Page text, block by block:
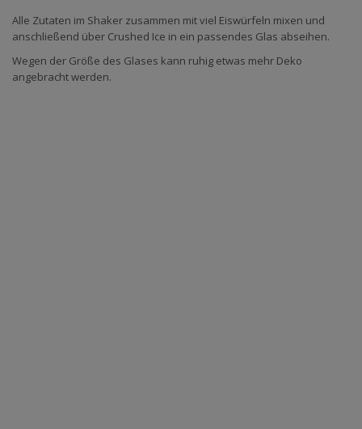
Alle Zutaten im Shaker zusammen mit viel Eiswürfeln mixen und
anschließend über Crushed Ice in ein passendes Glas abseihen.
Wegen der Größe des Glases kann ruhig etwas mehr Deko
angebracht werden.